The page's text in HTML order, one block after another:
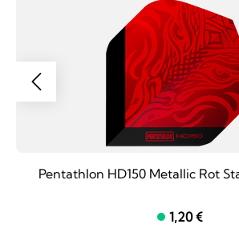
Pentathlon HD150 Metallic Rot
1,20 €